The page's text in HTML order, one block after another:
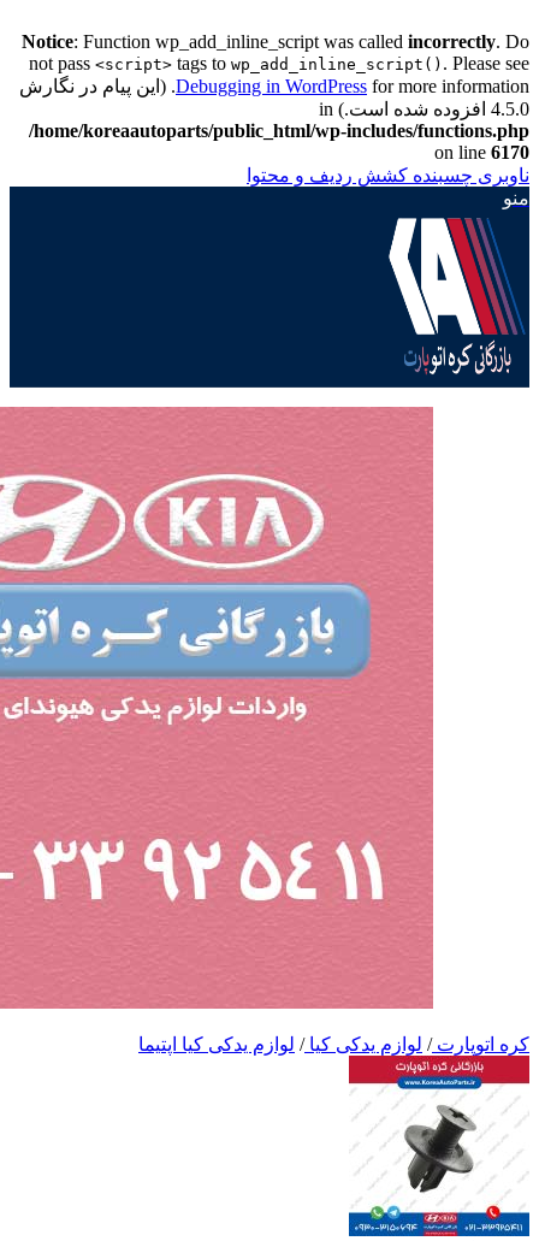
Notice: Function wp_add_inline_script was called incorrectly. Do
not pass <script> tags to wp_add_inline_script() . Please see
Debugging in WordPressfor more information. (این پیام در نگارش
4.5.0 افزوده شده است.) in
/home/koreaautoparts/public_html/wp-includes/functions.php
on line 6170
ناوبری چسبنده کشش ردیف و محتوا
منو
کره اتوپارت/ لوازم یدکی کیا/ لوازم یدکی کیا اپتیما